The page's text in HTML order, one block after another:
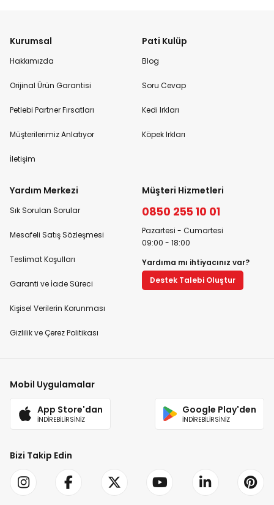
Kurumsal
Hakkımızda
Orijinal Ürün Garantisi
Petlebi Partner Fırsatları
Müşterilerimiz Anlatıyor
İletişim
Pati Kulüp
Blog
Soru Cevap
Kedi Irkları
Köpek Irkları
Yardım Merkezi
Sık Sorulan Sorular
Mesafeli Satış Sözleşmesi
Teslimat Koşulları
Garanti ve İade Süreci
Kişisel Verilerin Korunması
Gizlilik ve Çerez Politikası
Müşteri Hizmetleri
0850 255 10 01
Pazartesi - Cumartesi
09:00 - 18:00
Yardıma mı ihtiyacınız var?
Destek Talebi Oluştur
Mobil Uygulamalar
App Store'dan
İNDİREBİLİRSİNİZ
Google Play'den
İNDİREBİLİRSİNİZ
Bizi Takip Edin